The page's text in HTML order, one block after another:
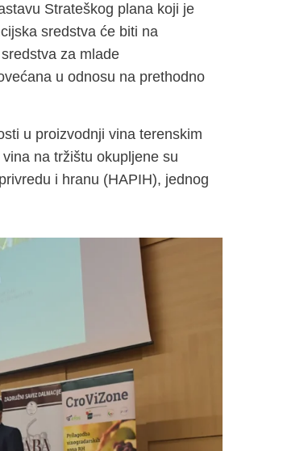
Strateškog plana koji je
sredstva će biti na
za mlade
u odnosu na prethodno
u proizvodnji vina terenskim
na tržištu okupljene su
i hranu (HAPIH), jednog